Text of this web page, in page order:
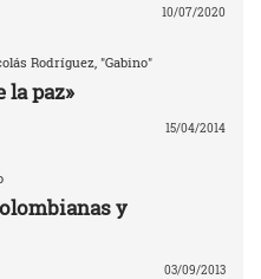
10/07/2020
Rodríguez, "Gabino"
la paz»
15/04/2014
y
03/09/2013